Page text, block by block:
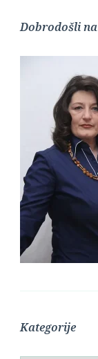
Dobrodošli
Kategorije